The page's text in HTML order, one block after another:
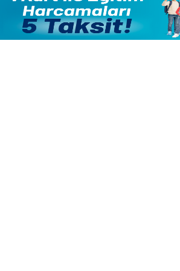
İstanbul Emniyeti Her Yerde” paylaşımı
19:26 -Çekmeköy Belediye Başkanı
Çerkez AK Parti’ye katıldı